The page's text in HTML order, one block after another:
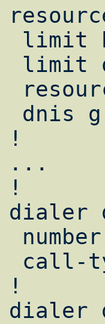
!
...
!
dialer
dialer